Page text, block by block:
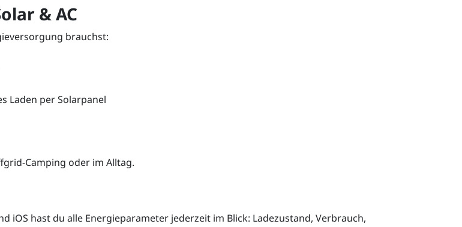
& AC
brauchst:
Laden per Solarpanel
Camping oder im Alltag.
iOS hast du alle Energieparameter jederzeit im Blick: Ladezustand, Verbrauch,